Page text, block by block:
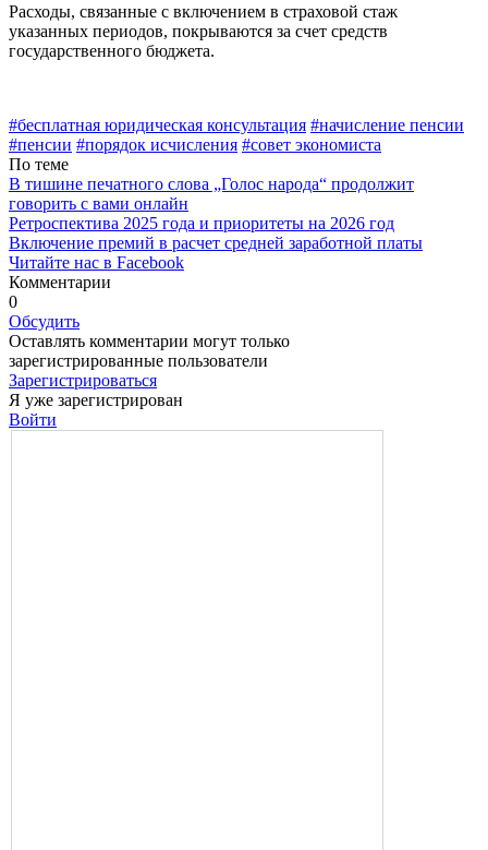
Расходы, связанные с включе­нием в страховой стаж
указанных периодов, покрываются за счет средств
государственного бюд­жета.
#бесплатная юридическая консультация #начисление пен­сии
#пенсии #порядок исчисления #совет экономиста
По теме
В тишине печатного слова „Голос народа“ продолжит
говорить с вами онлайн
Ретроспектива 2025 года и приоритеты на 2026 год
Включение премий в расчет средней заработной платы
Читайте нас в Facebook
Комментарии
0
Обсудить
Оставлять комментарии могут только
зарегистрированные пользователи
Зарегистрироваться
Я уже зарегистрирован
Войти